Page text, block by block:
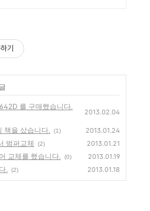
기
를 구매했습니다.
2013.02.04
책을 샀습니다. (1) 2013.01.24
범퍼교체 (2) 2013.01.21
교체를 했습니다. (0) 2013.01.19
. (2) 2013.01.18